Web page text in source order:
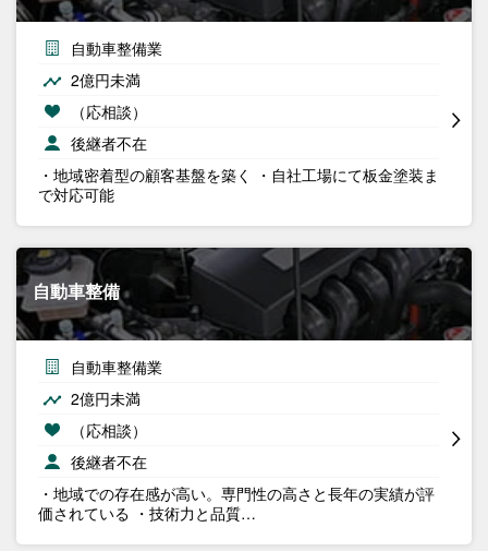
自動車整備業
2億円未満
（応相談）
後継者不在
・地域密着型の顧客基盤を築く ・自社工場にて板金塗装ま
で対応可能
自動車整備
自動車整備業
2億円未満
（応相談）
後継者不在
・地域での存在感が高い。専門性の高さと長年の実績が評
価されている ・技術力と品質…